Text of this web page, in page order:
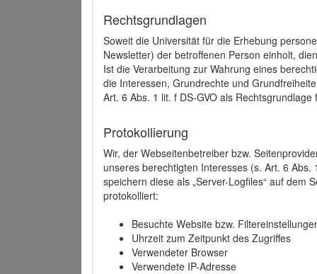
Rechtsgrundlagen
Soweit die Universität für die Erhebung
Newsletter) der betroffenen Person einholt,
Ist die Verarbeitung zur Wahrung eines
die Interessen, Grundrechte und
Art. 6 Abs. 1 lit. f DS-GVO als
Protokollierung
Wir, der Webseitenbetreiber bzw.
unseres berechtigten Interesses (s. Art. 6
speichern diese als „Server-Logfiles“ auf dem
protokolliert:
Besuchte Website bzw.
Uhrzeit zum Zeitpunkt des Zugriffes
Verwendeter Browser
Verwendete IP-Adresse